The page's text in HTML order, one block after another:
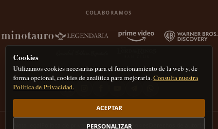
COLABORAMOS
Política de privacidadPolítica de Cookies
Cookies
Utilizamos cookies necesarias para el funcionamiento de la web y, de
forma opcional, cookies de analítica para mejorarla.Consulta nuestra
Política de Privacidad.
ACEPTAR
PERSONALIZAR